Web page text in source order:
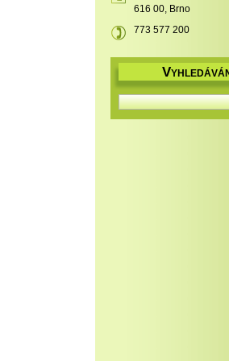
616 00, Brno
773 577 200
V